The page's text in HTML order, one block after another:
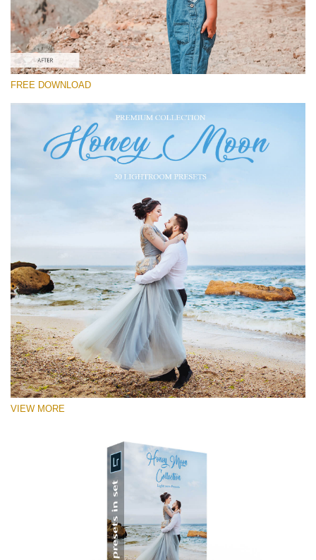
(400 Lr Presets)
Must-Have Collection
(1432 Lr Presets)
Descarga gratis
FREE DOWNLOAD
VIEW MORE